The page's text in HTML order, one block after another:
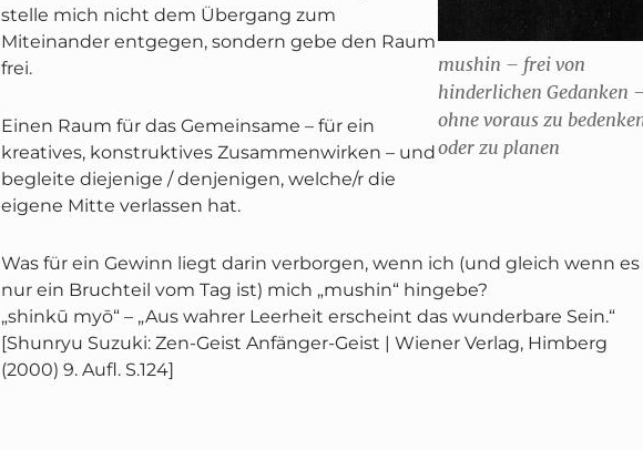
stelle mich nicht dem Übergang zum
Miteinander entgegen, sondern gebe den Raum
frei.
Einen Raum für das Gemeinsame – für ein
kreatives, konstruktives Zusammenwirken – und
begleite diejenige / denjenigen, welche/r die
eigene Mitte verlassen hat.
mushin – frei von
hinderlichen Gedanken
ohne voraus zu
oder zu planen
Was für ein Gewinn liegt darin verborgen, wenn ich (und gleich wenn es
nur ein Bruchteil vom Tag ist) mich „mushin“ hingebe?
„shinkū myō“ – „Aus wahrer Leerheit erscheint das wunderbare Sein.“
[Shunryu Suzuki: Zen-Geist Anfänger-Geist | Wiener Verlag, Himberg
(2000) 9. Aufl. S.124]